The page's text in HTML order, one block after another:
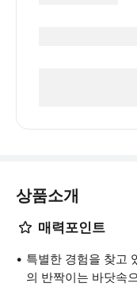
상품소개
매력포인트
특별한 경험을 찾고
의 반짝이는 바닷속